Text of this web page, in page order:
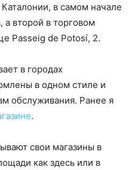
в самом начале
а второй в торговом
Passeig de Potosí, 2.
в городах
в одном стиле и
обслуживания. Ранее я
.
свои магазины в
как здесь или в